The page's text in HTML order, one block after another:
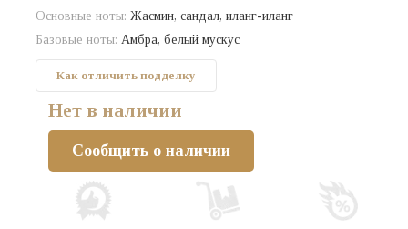
Как отличить подделку
Основные ноты: Жасмин, сандал, иланг-иланг
Базовые ноты: Амбра, белый мускус
Нет в наличии
Сообщить о наличии